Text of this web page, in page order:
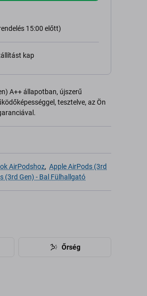
15:00 előtt)
kap
A++ állapotban, újszerű
tesztelve, az Ön
AirPodshoz, Apple AirPods (3rd
(3rd Gen) - Bal Fülhallgató
Őrség